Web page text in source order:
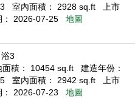
室內面積： 2928 sq.ft
上市
： 2026-07-25
地圖
3
面積： 10454 sq.ft
建造年份：
室內面積： 2942 sq.ft
上市
： 2026-07-23
地圖